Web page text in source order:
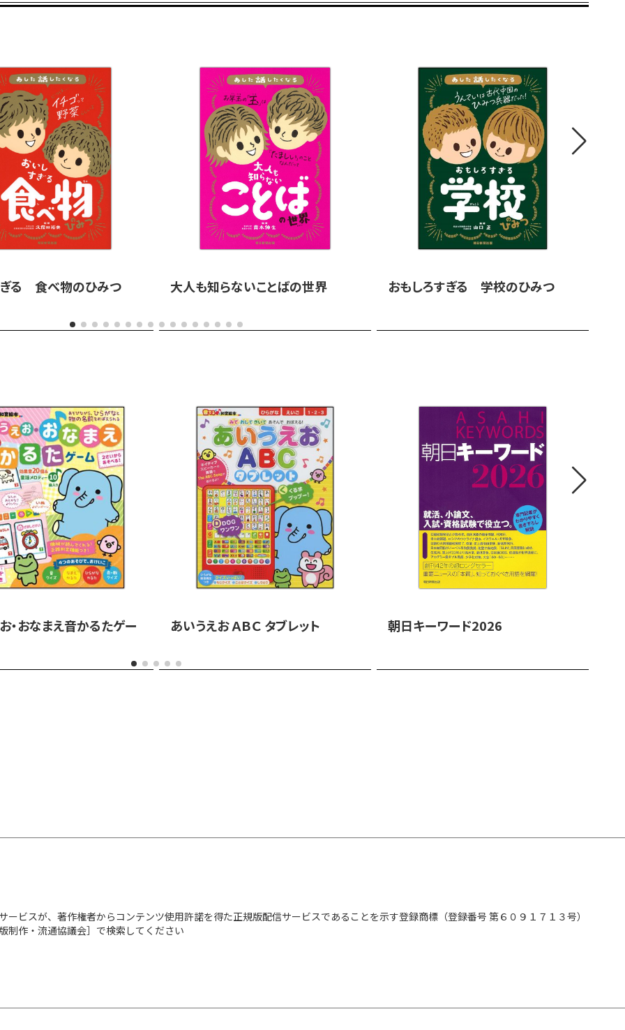
る 食べ物のひみつ 大人も知らないことばの世界 おもしろすぎる 学校のひみつ
・おなまえ音かるたゲー あいうえお ＡＢＣ タブレット 朝日キーワード2026
ビスが、著作権者からコンテンツ使用許諾を得た正規版配信サービスであることを示す登録商標（登録番号 第６０９１７１３号）
制作・流通協議会］で検索してください